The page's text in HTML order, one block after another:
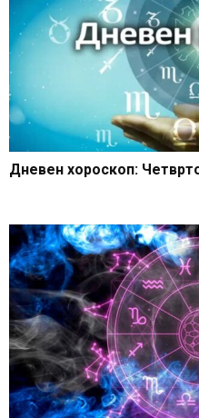
Дневен хороскоп: